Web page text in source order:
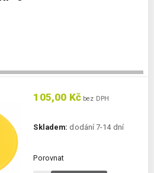
105,00 Kč bez DPH
Skladem: dodání 7-14 dní
Porovnat